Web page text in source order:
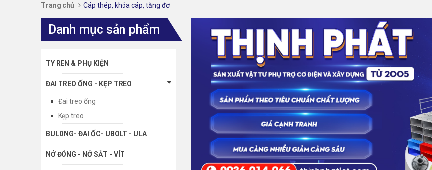
Trang chủ Cáp thép, khóa cáp, tăng đơ
Danh mục sản phẩm
TY REN & PHỤ KIỆN
ĐAI TREO ỐNG - KẸP TREO
Đai treo ống
Kẹp treo
BULONG- ĐAI ỐC- UBOLT - ULA
NỞ ĐÓNG - NỞ SẮT - VÍT